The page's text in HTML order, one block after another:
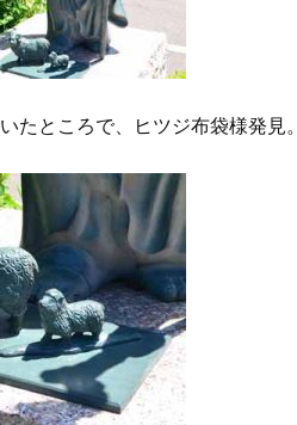
たところで、ヒツジ布袋様発見。